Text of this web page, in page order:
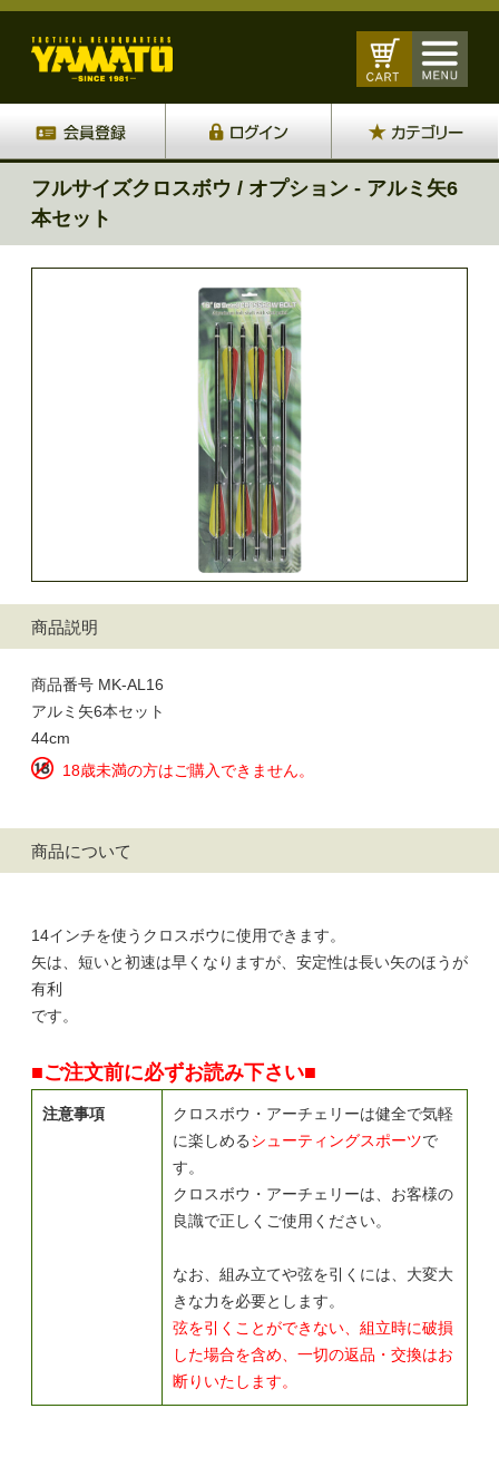
フルサイズクロスボウ / オプション - アルミ矢6
本セット
商品説明
商品番号 MK-AL16
アルミ矢6本セット
44cm
18歳未満の方はご購入できません。
商品について
14インチを使うクロスボウに使用できます。
矢は、短いと初速は早くなりますが、安定性は長い矢のほうが
有利
です。
■ご注文前に必ずお読み下さい■
注意事項
クロスボウ・アーチェリーは健全で気軽
に楽しめるシューティングスポーツで
す。
クロスボウ・アーチェリーは、お客様の
良識で正しくご使用ください。
なお、組み立てや弦を引くには、大変大
きな力を必要とします。
弦を引くことができない、組立時に破損
した場合を含め、一切の返品・交換はお
断りいたします。